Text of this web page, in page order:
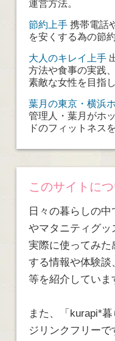
運営方法。
節約上手携帯電話
を安くする為の節
大人のキレイ上手
方法や食事の実践
素敵な女性を目指
葉月の東京・横浜
管理人・葉月がホ
ドのフィットネス
このサイトに
日々の暮らしの
やマタニティグッ
実際に使ってみた
する情報や体験談
等を紹介していま
また、「kurapi*
ジリンクフリー